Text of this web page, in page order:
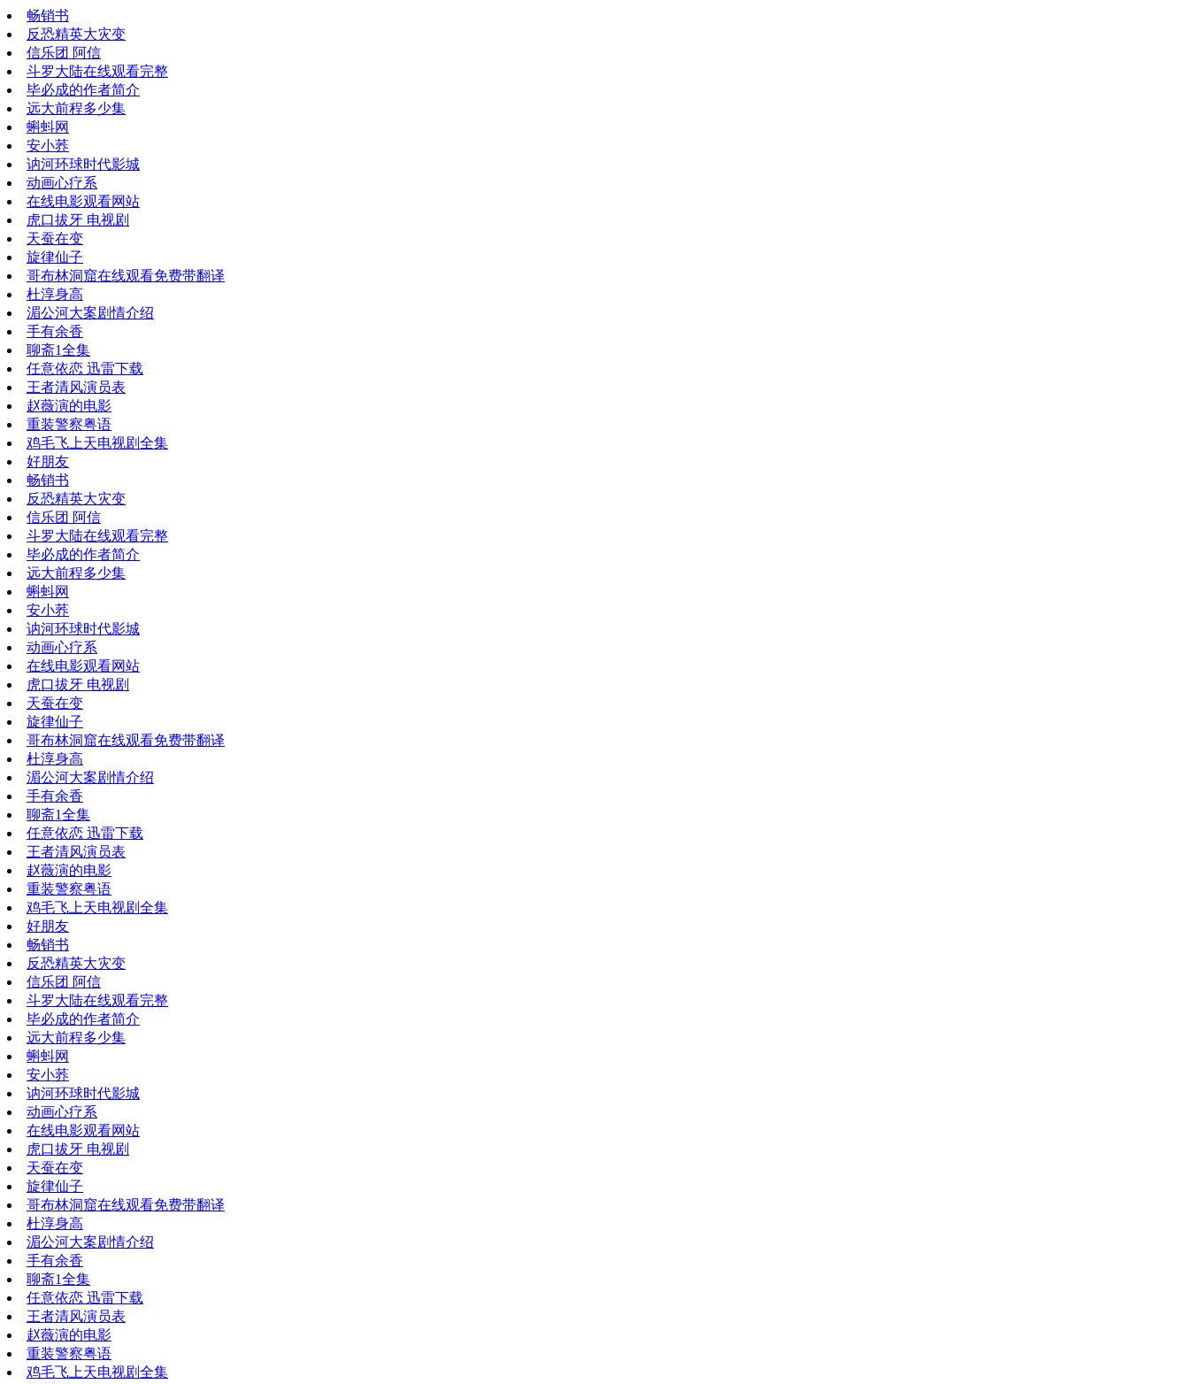
畅销书
反恐精英大灾变
信乐团 阿信
斗罗大陆在线观看完整
毕必成的作者简介
远大前程多少集
蝌蚪网
安小荞
讷河环球时代影城
动画心疗系
在线电影观看网站
虎口拔牙 电视剧
天蚕在变
旋律仙子
哥布林洞窟在线观看免费带翻译
杜淳身高
湄公河大案剧情介绍
手有余香
聊斋1全集
任意依恋 迅雷下载
王者清风演员表
赵薇演的电影
重装警察粤语
鸡毛飞上天电视剧全集
好朋友
畅销书
反恐精英大灾变
信乐团 阿信
斗罗大陆在线观看完整
毕必成的作者简介
远大前程多少集
蝌蚪网
安小荞
讷河环球时代影城
动画心疗系
在线电影观看网站
虎口拔牙 电视剧
天蚕在变
旋律仙子
哥布林洞窟在线观看免费带翻译
杜淳身高
湄公河大案剧情介绍
手有余香
聊斋1全集
任意依恋 迅雷下载
王者清风演员表
赵薇演的电影
重装警察粤语
鸡毛飞上天电视剧全集
好朋友
畅销书
反恐精英大灾变
信乐团 阿信
斗罗大陆在线观看完整
毕必成的作者简介
远大前程多少集
蝌蚪网
安小荞
讷河环球时代影城
动画心疗系
在线电影观看网站
虎口拔牙 电视剧
天蚕在变
旋律仙子
哥布林洞窟在线观看免费带翻译
杜淳身高
湄公河大案剧情介绍
手有余香
聊斋1全集
任意依恋 迅雷下载
王者清风演员表
赵薇演的电影
重装警察粤语
鸡毛飞上天电视剧全集